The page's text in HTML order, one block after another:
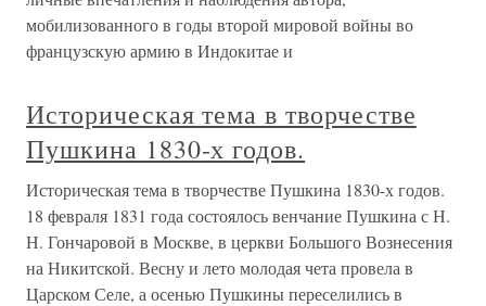
мобилизованного в годы второй мировой войны во
французскую армию в Индокитае и
Историческая тема в творчестве
Пушкина 1830-х годов.
Историческая тема в творчестве Пушкина 1830-х годов.
18 февраля 1831 года состоялось венчание Пушкина с Н.
Н. Гончаровой в Москве, в церкви Большого Вознесения
на Никитской. Весну и лето молодая чета провела в
Царском Селе, а осенью Пушкины переселились в